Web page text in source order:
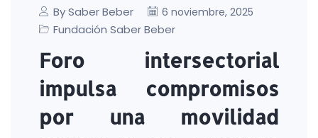
By Saber Beber 6 noviembre, 2025
Fundación Saber Beber
Foro intersectorial
impulsa compromisos
por una movilidad